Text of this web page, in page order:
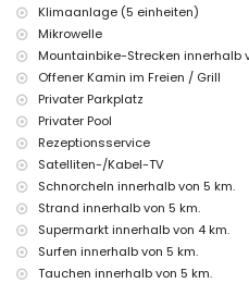
Unterhaltung und
Costa Blanca
Kino, Theater, Diskothek, Bar,
(weniger als 5 Kilometer vom
Sehenswürdigkeiten und Kultur in
Museum (Histórico de Javea),
Javea), Denkmal (Molinos de
Gebäude (Pueblo Histórico,
(Histórico de Javea) (weniger
entfernt)
Ruine (Pueblo Histórico und
der Unterkunft entfernt)
Schloss (Portal de la Vila und
Klimaanlage (5 einheiten)
Mikrowelle
Mountainbike-Strecken innerhalb
Offener Kamin im Freien / Grill
Privater Parkplatz
Privater Pool
Rezeptionsservice
Satelliten-/Kabel-TV
Schnorcheln innerhalb von 5 km.
Strand innerhalb von 5 km.
Supermarkt innerhalb von 4 km.
Surfen innerhalb von 5 km.
Tauchen innerhalb von 5 km.